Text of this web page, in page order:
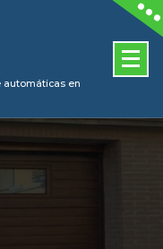
automáticas en